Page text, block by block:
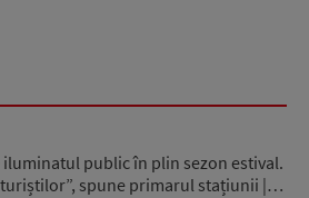
iluminatul public în plin sezon estival.
spune primarul stațiunii |…